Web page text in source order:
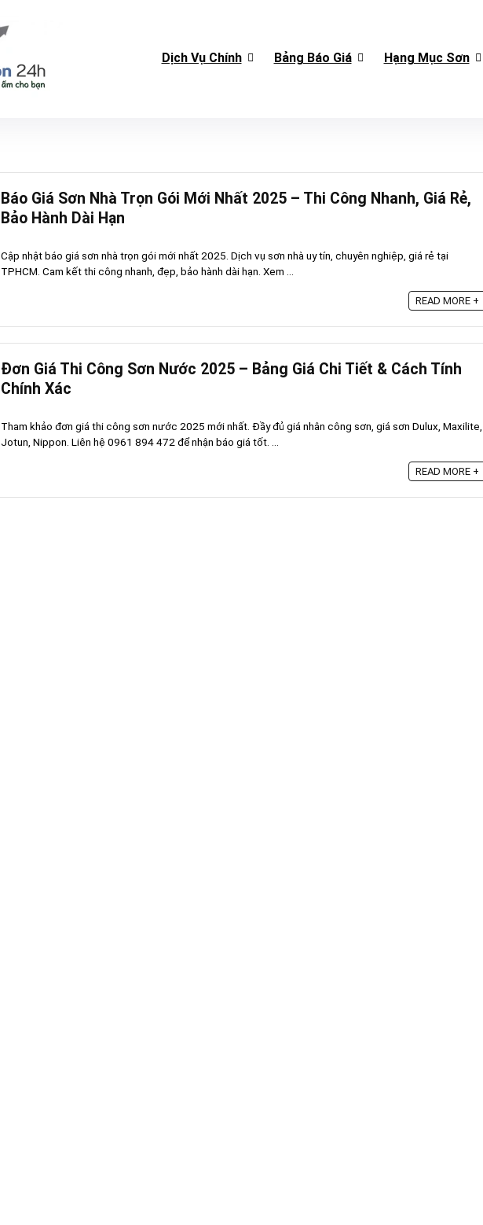
Dịch Vụ Chính Bảng Báo Giá Hạng Mục Sơn
Báo Giá Sơn Nhà Trọn Gói Mới Nhất 2025 – Thi Công Nhanh, Giá Rẻ,
Bảo Hành Dài Hạn
Cập nhật báo giá sơn nhà trọn gói mới nhất 2025. Dịch vụ sơn nhà uy tín, chuyên nghiệp, giá rẻ tại
TPHCM. Cam kết thi công nhanh, đẹp, bảo hành dài hạn. Xem ...
READ MORE +
Đơn Giá Thi Công Sơn Nước 2025 – Bảng Giá Chi Tiết & Cách Tính
Chính Xác
Tham khảo đơn giá thi công sơn nước 2025 mới nhất. Đầy đủ giá nhân công sơn, giá sơn Dulux, Maxilite,
Jotun, Nippon. Liên hệ 0961 894 472 để nhận báo giá tốt. ...
READ MORE +